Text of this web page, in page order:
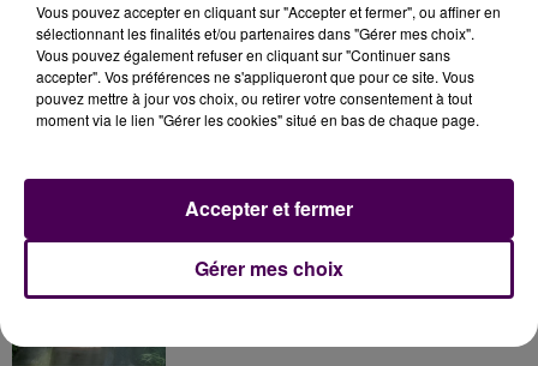
31 juillet 2026
Gagnez vos entrées à Terra Botanica !
Vous pouvez accepter en cliquant sur "Accepter et fermer", ou affiner en
sélectionnant les finalités et/ou partenaires dans "Gérer mes choix".
Vous pouvez également refuser en cliquant sur "Continuer sans
accepter". Vos préférences ne s'appliqueront que pour ce site. Vous
pouvez mettre à jour vos choix, ou retirer votre consentement à tout
moment via le lien "Gérer les cookies" situé en bas de chaque page.
Gérer mes choix
Accepter et fermer